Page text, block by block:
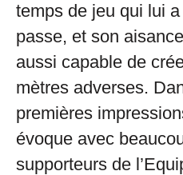
temps de jeu qui lui
passe, et son
aussi capable de
mètres adverses.
premières
évoque avec
supporteurs de